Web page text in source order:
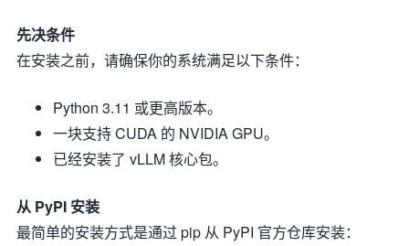
先决条件
在安装之前，请确保你的系统满足以下条件：
Python 3.11 或更高版本。
一块支持 CUDA 的 NVIDIA GPU。
已经安装了 vLLM 核心包。
从 PyPI 安装
最简单的安装方式是通过 pip 从 PyPI 官方仓库安装：